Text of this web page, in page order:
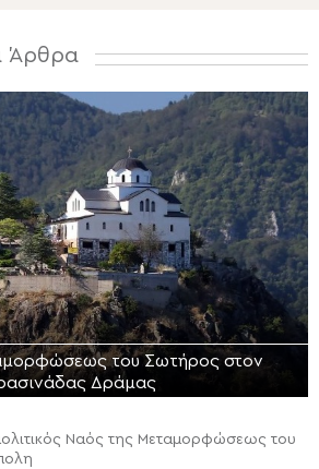
Άρθρα
του Σωτήρος στον
Δράμας
Ναός της Μεταμορφώσεως του